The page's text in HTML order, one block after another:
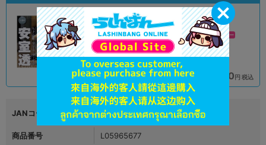
状態 :A
オンライン
品切状態 990円 税込
状態 :A
新座流通センター
990円 税込
JANコード 4580779521167
商品番号 L05965677